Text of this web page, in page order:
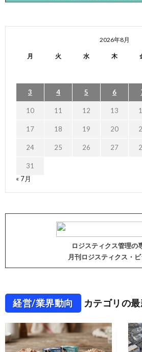
2026年8月
月 火 水 木
3 4 5 6
10 11 12 13
17 18 19 20
24 25 26 27
31
« 7月
ロジスティクス管理の
月刊ロジスティクス・
経営/業界動向 カテゴリの